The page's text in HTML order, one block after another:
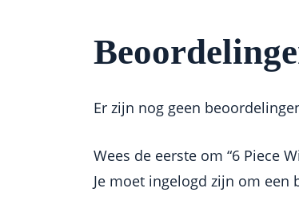
Er zijn nog geen
Wees de eerste om “6 Piece
Je moet ingelogd zijn om een